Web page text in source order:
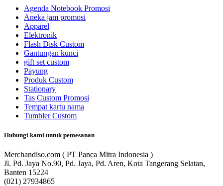
Agenda Notebook Promosi
Aneka jam promosi
Apparel
Elektronik
Flash Disk Custom
Gantungan kunci
gift set custom
Payung
Produk Custom
Stationary
Tas Custom Promosi
Tempat kartu nama
Tumbler Custom
Hubungi kami untuk pemesanan
Merchandiso.com ( PT Panca Mitra Indonesia )
Jl. Pd. Jaya No.90, Pd. Jaya, Pd. Aren, Kota Tangerang Selatan,
Banten 15224
(021) 27934865